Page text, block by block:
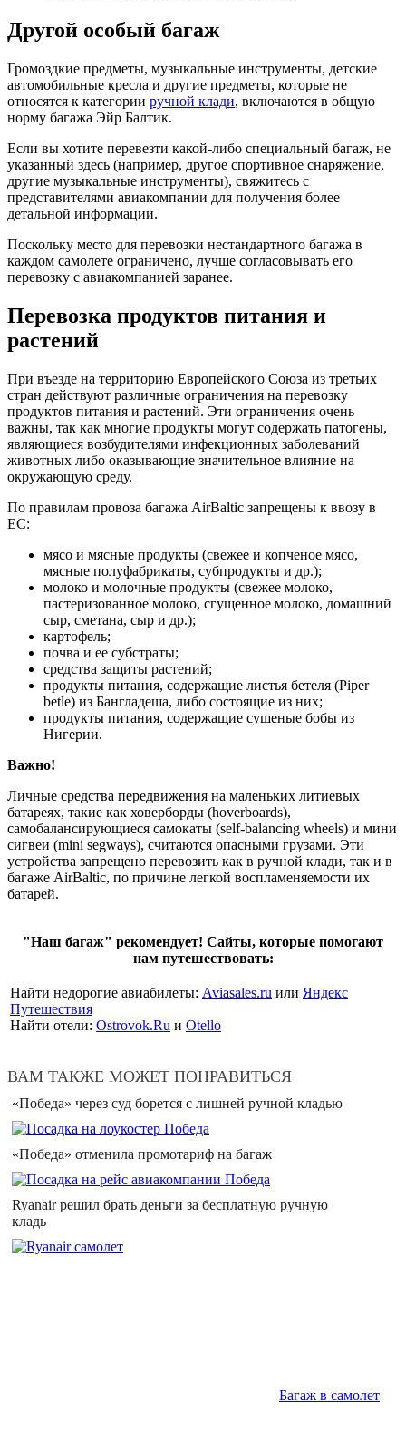
Другой особый багаж
Громоздкие предметы, музыкальные инструменты, детские
автомобильные кресла и другие предметы, которые не
относятся к категории ручной клади, включаются в общую
норму багажа Эйр Балтик.
Если вы хотите перевезти какой-либо специальный багаж, не
указанный здесь (например, другое спортивное снаряжение,
другие музыкальные инструменты), свяжитесь с
представителями авиакомпании для получения более
детальной информации.
Поскольку место для перевозки нестандартного багажа в
каждом самолете ограничено, лучше согласовывать его
перевозку с авиакомпанией заранее.
Перевозка продуктов питания и
растений
При въезде на территорию Европейского Союза из третьих
стран действуют различные ограничения на перевозку
продуктов питания и растений. Эти ограничения очень
важны, так как многие продукты могут содержать патогены,
являющиеся возбудителями инфекционных заболеваний
животных либо оказывающие значительное влияние на
окружающую среду.
По правилам провоза багажа AirBaltic запрещены к ввозу в
ЕС:
мясо и мясные продукты (свежее и копченое мясо,
мясные полуфабрикаты, субпродукты и др.);
молоко и молочные продукты (свежее молоко,
пастеризованное молоко, сгущенное молоко, домашний
сыр, сметана, сыр и др.);
картофель;
почва и ее субстраты;
средства защиты растений;
продукты питания, содержащие листья бетеля (Piper
betle) из Бангладеша, либо состоящие из них;
продукты питания, содержащие сушеные бобы из
Нигерии.
Важно!
Личные средства передвижения на маленьких литиевых
батареях, такие как ховерборды (hoverboards),
самобалансирующиеся самокаты (self-balancing wheels) и мини
сигвеи (mini segways), считаются опасными грузами. Эти
устройства запрещено перевозить как в ручной клади, так и в
багаже AirBaltic, по причине легкой воспламеняемости их
батарей.
"Наш багаж" рекомендует! Сайты, которые помогают
нам путешествовать:
Найти недорогие авиабилеты: Aviasales.ru или Яндекс
Путешествия
Найти отели: Ostrovok.Ru и Otello
ВАМ ТАКЖЕ МОЖЕТ ПОНРАВИТЬСЯ
«Победа» через суд борется с лишней ручной кладью
«Победа» отменила промотариф на багаж
Ryanair решил брать деньги за бесплатную ручную
кладь
Багаж в самолет